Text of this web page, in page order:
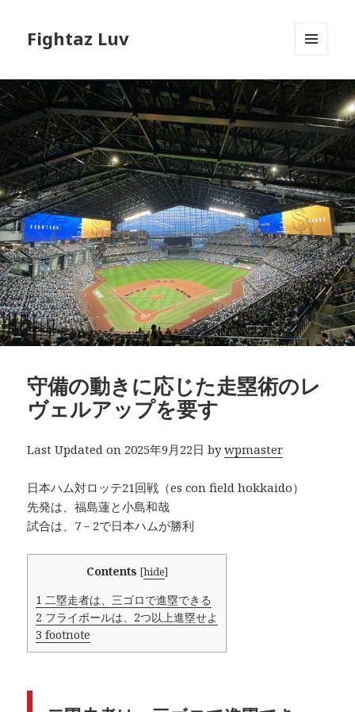
Fightaz Luv
ーとウ
ィジェ
ット
守備の動きに応じた走塁術のレ
ヴェルアップを要す
Last Updated on 2025年9月22日 bywpmaster
日本ハム対ロッテ21回戦（es con field hokkaido）
先発は、福島蓮と小島和哉
試合は、7－2で日本ハムが勝利
Contents [hide]
1 二塁走者は、三ゴロで進塁できる
2 フライボールは、2つ以上進塁せよ
3 footnote